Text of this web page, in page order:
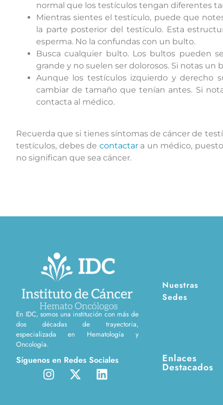
normal que los testículos tengan diferentes
Mientras sientes el testículo, puede que
la parte posterior del testículo. Esta
esperma. No la confundas con un bulto.
Busca cualquier bulto. Los bultos pueden
grande y no suelen ser dolorosos. Si notas
Aunque los testículos izquierdo y derecho
cambiar de tamaño que tenían antes. Si
contacta al médico.
Recuerda que si tienes síntomas de cáncer de
testículos, debes de contactara un médico,
no significan que sea cáncer.
En IDC, somos una institución con más de
dos décadas de trayectoria,
especializada en Hematología y
Oncología.
Síguenos en Redes Sociales
Nuestras
Sedes
Enlaces
Destacados